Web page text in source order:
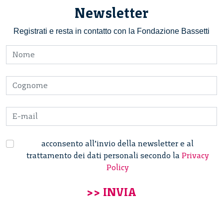
Newsletter
Registrati e resta in contatto con la Fondazione Bassetti
acconsento all’invio della newsletter e al
trattamento dei dati personali secondo la Privacy
Policy